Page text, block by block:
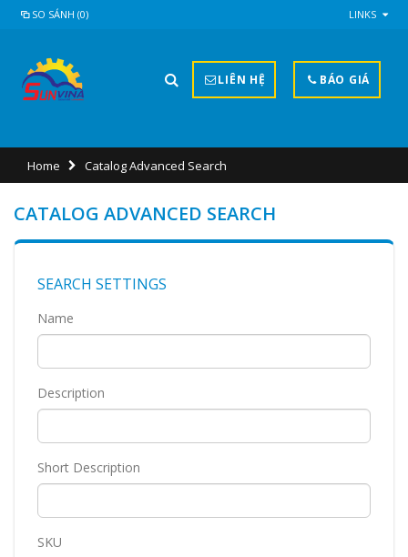
SO SÁNH (0) LINKS
LIÊN HỆ BÁO GIÁ
Home Catalog Advanced Search
CATALOG ADVANCED SEARCH
SEARCH SETTINGS
Name
Description
Short Description
SKU